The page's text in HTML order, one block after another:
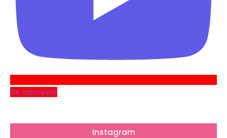
Se inscrever
Instagram